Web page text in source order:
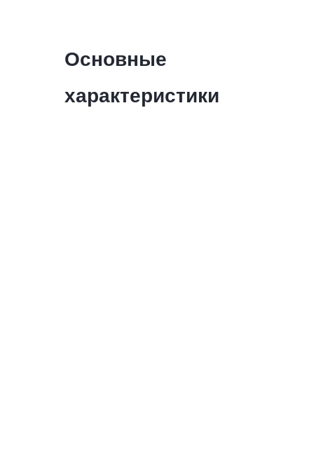
Основные
характеристики